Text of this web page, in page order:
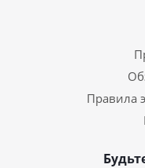
Правила